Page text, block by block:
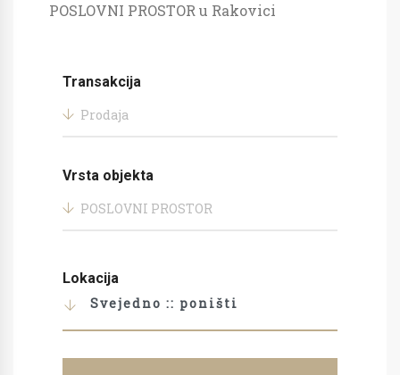
POSLOVNI PROSTOR u Rakovici
Transakcija
Prodaja
Vrsta objekta
POSLOVNI PROSTOR
Lokacija
Svejedno :: poništi